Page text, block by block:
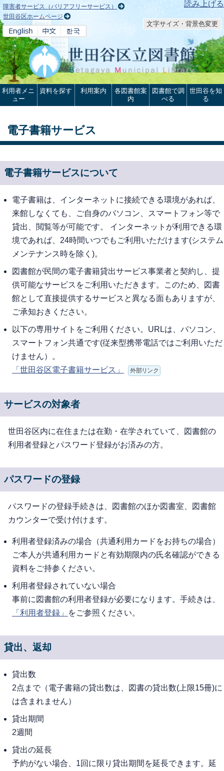
本文へ 読み上げる
障害者サービス（バリアフリーサービス）
世田谷区ホームページ
文字サイズ・背景色変更
利用者メニ
ュー
資料を探す 利用案内
各図書館案
内
図書館で調
べる
世田谷を知
る
電子書籍サービス
電子書籍サービスについて
電子書籍は、インターネットに接続できる環境があれば、
来館しなくても、ご自身のパソコン、スマートフォン等で
貸出、閲覧等が可能です。 インターネットが利用できる環
境であれば、24時間いつでもご利用いただけます(システム
メンテナンス時を除く)。
図書館が民間の電子書籍貸出サービス事業者と契約し、提
供可能なサービスをご利用いただきます。このため、図書
館として直接提供するサービスと異なる面もありますが、
ご承知おきください。
以下の専用サイトをご利用ください。URLは、パソコン、
スマートフォン共通です(従来型携帯電話ではご利用いただ
けません）。
「世田谷区電子書籍サービス」
外部リンク
サービスの対象者
世田谷区内に在住または在勤・在学されていて、図書館の
利用者登録とパスワード登録がお済みの方。
パスワードの登録
パスワードの登録手続きは、図書館のほか図書室、図書館
カウンターで受け付けます。
利用者登録済みの場合（共通利用カードをお持ちの場合）
ご本人が共通利用カードと有効期限内の氏名確認ができる
資料をご持参ください。
利用者登録されていない場合
事前に図書館の利用者登録が必要になります。手続きは、
「利用者登録」
をご参照ください。
貸出、返却
貸出数
2点まで（電子書籍の貸出数は、図書の貸出数(上限15冊)に
は含まれません）
貸出期間
2週間
貸出の延長
予約がない場合、1回に限り貸出期間を延長できます。延